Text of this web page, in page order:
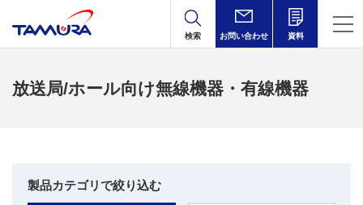
検索 お問い合わせ 資料
放送局/ホール向け無線機器・有線機器
製品カテゴリで絞り込む